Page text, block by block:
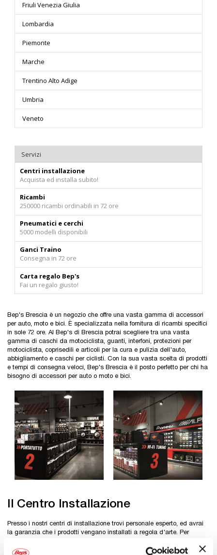
Friuli Venezia Giulia
Lombardia
Piemonte
Marche
Trentino Alto Adige
Umbria
Veneto
Servizi
Centri installazione
Acquista ed installa subito!
Ricambi
250000 ricambi ordinabili in 72 ore
Pneumatici e cerchi
5000 modelli disponibili
Ganci Traino
Consegna in 72 ore
Carta regalo Bep's
Fai un regalo giusto!
Bep's Brescia è un negozio che offre una vasta gamma di accessori
per auto, moto e bici. È specializzata nella fornitura di ricambi specifici
in sole 72 ore. Al Bep's di Brescia potrai scegliere tra una vasta
gamma di caschi da motociclista, guanti, interfoni, protezioni per
motociclista, coprisedili e articoli per la cura e pulizia dell'auto,
abbigliamento e caschi per ciclisti. Con la sua vasta scelta di prodotti
e tempi di consegna veloci, Bep's Brescia è il posto perfetto per chi ha
bisogno di accessori per auto o moto e bici.
Il Centro Installazione
Presso i nostri centri di installazione trovi personale esperto, ed avrai
la garanzia che i prodotti vengano installati a regola d'arte. Per
prenotando telefonicamente l'appuntamento.